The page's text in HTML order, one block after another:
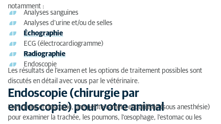
notamment :
Analyses sanguines
Analyses d'urine et/ou de selles
Échographie
ECG (électrocardiogramme)
Radiographie
Endoscopie
Les résultats de l'examen et les options de traitement possibles sont
discutés en détail avec vous par le vétérinaire.
Endoscopie (chirurgie par
endoscopie) pour votre animal
Lors d'une endoscopie, une petite caméra est utilisée (sous anesthésie)
pour examiner la trachée, les poumons, l'œsophage, l'estomac ou les